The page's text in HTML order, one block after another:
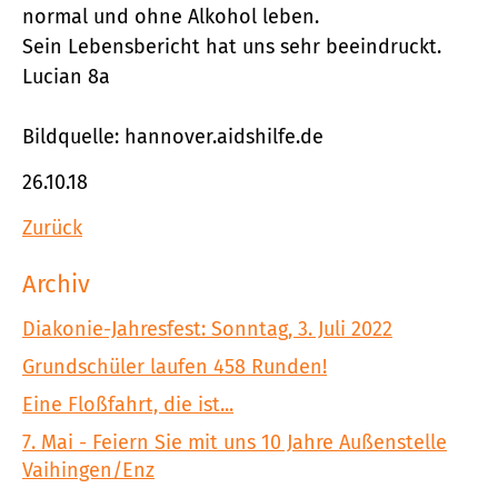
normal und ohne Alkohol leben.
Sein Lebensbericht hat uns sehr beeindruckt.
Lucian 8a
Bildquelle: hannover.aidshilfe.de
26.10.18
Zurück
Archiv
Diakonie-Jahresfest: Sonntag, 3. Juli 2022
Grundschüler laufen 458 Runden!
Eine Floßfahrt, die ist...
7. Mai - Feiern Sie mit uns 10 Jahre Außenstelle
Vaihingen/Enz